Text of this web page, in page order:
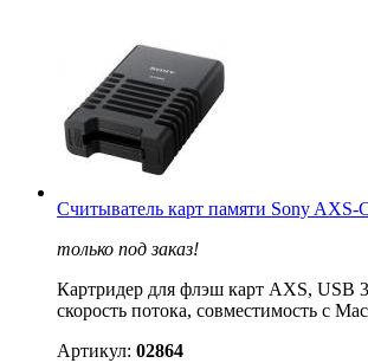
Считыватель карт памяти Sony AXS-
только под заказ!
Картридер для флэш карт AXS, USB
скорость потока, совместимость с
Артикул: 02864